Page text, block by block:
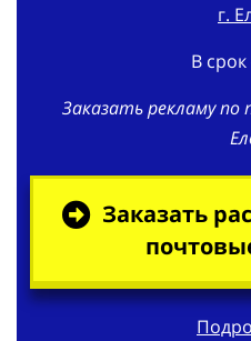
г.
В срок
Заказать рекламу
Заказать